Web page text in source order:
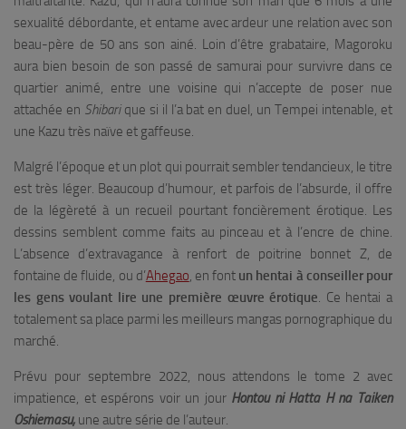
sexualité débordante, et entame avec ardeur une relation avec son
beau-père de 50 ans son ainé. Loin d’être grabataire, Magoroku
aura bien besoin de son passé de samurai pour survivre dans ce
quartier animé, entre une voisine qui n’accepte de poser nue
attachée en Shibarique si il l’a bat en duel, un Tempei intenable, et
une Kazu très naïve et gaffeuse.
Malgré l’époque et un plot qui pourrait sembler tendancieux, le titre
est très léger. Beaucoup d’humour, et parfois de l’absurde, il offre
de la légèreté à un recueil pourtant foncièrement érotique. Les
dessins semblent comme faits au pinceau et à l’encre de chine.
L’absence d’extravagance à renfort de poitrine bonnet Z, de
fontaine de fluide, ou d’Ahegao, en font un hentai à conseiller pour
les gens voulant lire une première œuvre érotique. Ce hentai a
totalement sa place parmi les meilleurs mangas pornographique du
marché.
Prévu pour septembre 2022, nous attendons le tome 2 avec
impatience, et espérons voir un jour Hontou ni Hatta H na Taiken
Oshiemasu, une autre série de l’auteur.